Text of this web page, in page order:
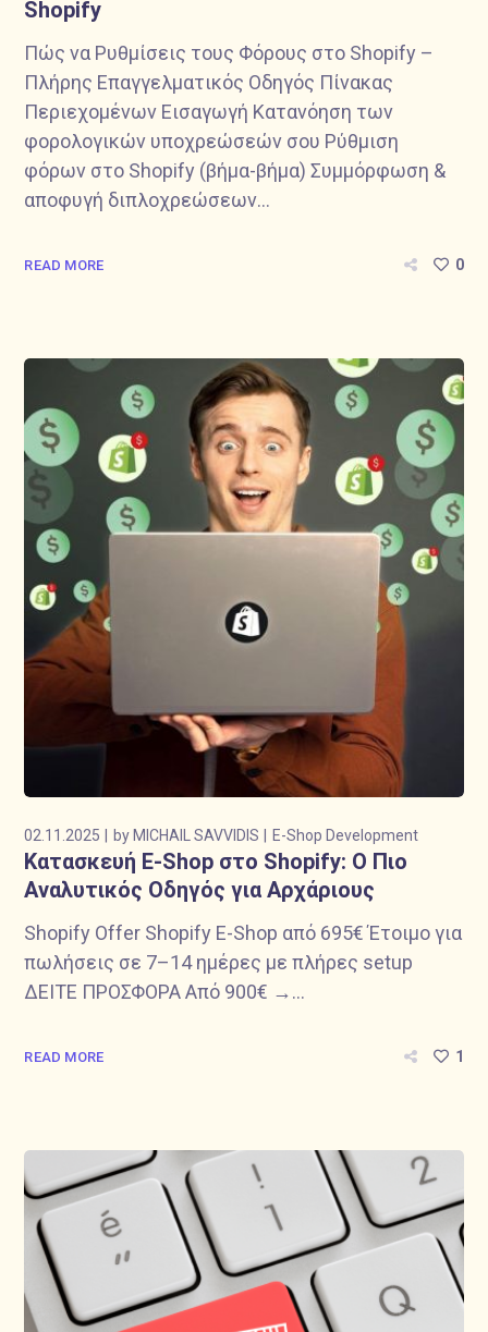
Shopify
Πώς να Ρυθμίσεις τους Φόρους στο Shopify –
Πλήρης Επαγγελματικός Οδηγός Πίνακας
Περιεχομένων Εισαγωγή Κατανόηση των
φορολογικών υποχρεώσεών σου Ρύθμιση
φόρων στο Shopify (βήμα-βήμα) Συμμόρφωση &
αποφυγή διπλοχρεώσεων...
READ MORE 0
02.11.2025 by MICHAIL SAVVIDIS E-Shop Development
Κατασκευή E-Shop στο Shopify: Ο Πιο
Αναλυτικός Οδηγός για Αρχάριους
Shopify Offer Shopify E-Shop από 695€ Έτοιμο για
πωλήσεις σε 7–14 ημέρες με πλήρες setup
ΔΕΙΤΕ ΠΡΟΣΦΟΡΑ Από 900€ →...
READ MORE 1